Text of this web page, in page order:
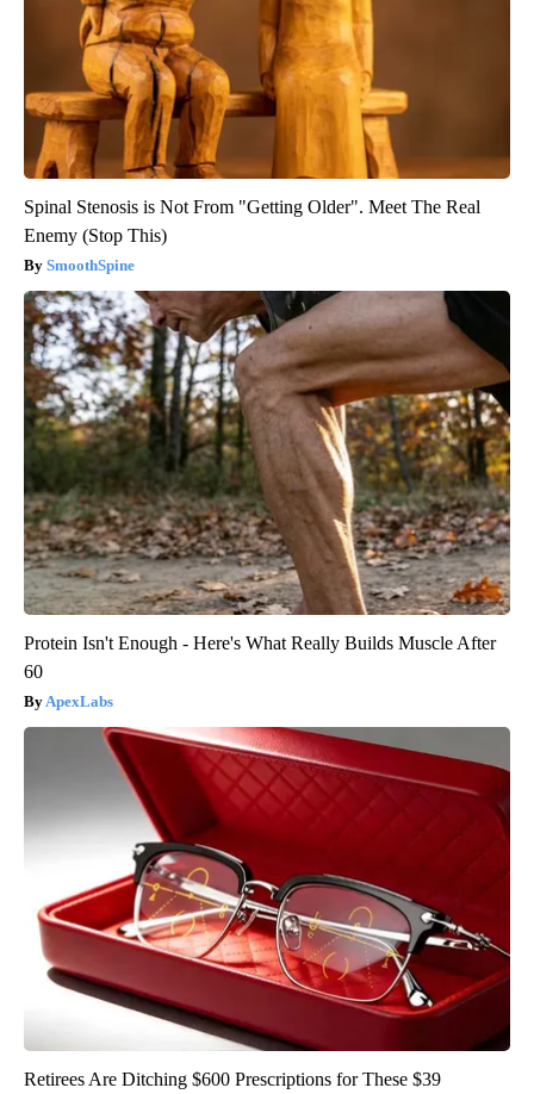
Spinal Stenosis is Not From "Getting Older". Meet The Real
Enemy (Stop This)
SmoothSpine
Protein Isn't Enough - Here's What Really Builds Muscle After
60
ApexLabs
Retirees Are Ditching $600 Prescriptions for These $39